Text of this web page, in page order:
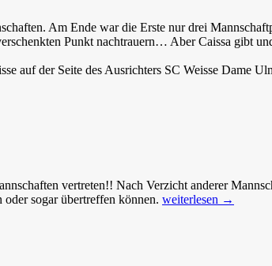
Am Ende war die Erste nur drei
Punkt nachtrauern… Aber Caissa gibt
auf der Seite des Ausrichters SC Weisse Dame
vertreten!! Nach Verzicht anderer
oder sogar übertreffen können. Novum
weiterlesen →